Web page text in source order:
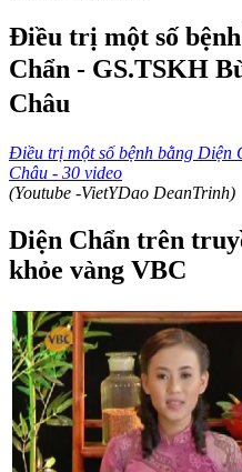
Điều trị một số
Chẩn - GS.TSKH
Châu
Điều trị một số bệnh bằng Diện
Châu - 30 video
(Youtube -VietYDao DeanTrinh)
Diện Chẩn trên
khỏe vàng VBC